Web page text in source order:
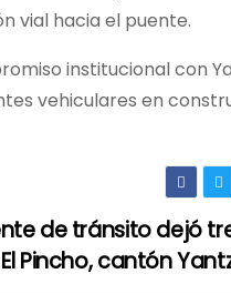
vial hacia el puente.
institucional con
vehiculares en
de tránsito dejó
Pincho, cantón